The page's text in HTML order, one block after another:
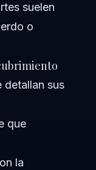
suelen
o
detallan sus
que
la